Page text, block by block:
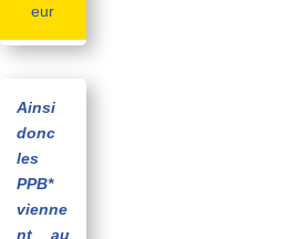
eur
Ainsi
donc
les
PPB*
vienne
nt au